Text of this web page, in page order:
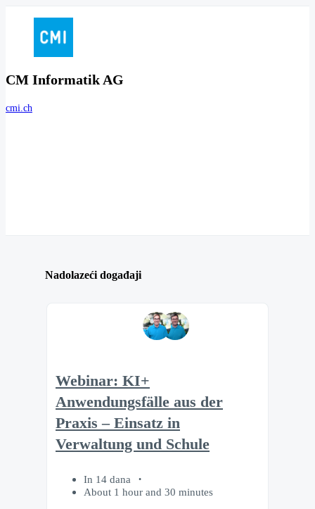
CM Informatik AG
cmi.ch
Nadolazeći događaji
Webinar: KI+
Anwendungsfälle aus der
Praxis – Einsatz in
Verwaltung und Schule
In 14 dana
About 1 hour and 30 minutes